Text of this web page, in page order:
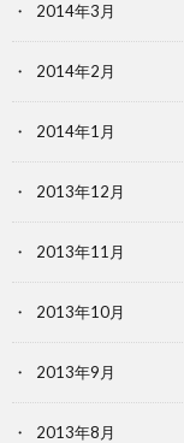
2014年3月
2014年2月
2014年1月
2013年12月
2013年11月
2013年10月
2013年9月
2013年8月